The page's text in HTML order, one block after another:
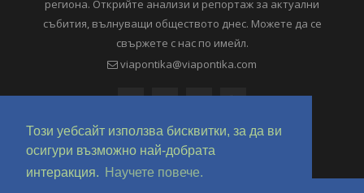
Този уебсайт използва бисквитки, за да ви
осигури възможно най-добрата
интеракция.
Научете повече.
региона. Открийте анализи и репортаж за актуални
събития, вълнуващи обществото днес. Можете да се
свържете с нас по имейл.
viapontika@viapontika.com